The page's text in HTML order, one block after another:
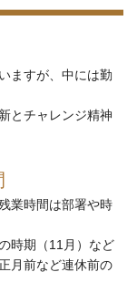
ますが、中には勤
とチャレンジ精神
業時間は部署や時
時期（11月）など
月前など連休前の